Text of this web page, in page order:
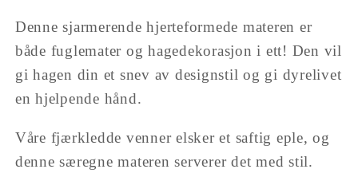
for
&quot;Reduser
antall
for
{{
produkt
fugl
-
hjerte
(Apple
feeder
Denne sjarmerende hjerteformede materen er
både fuglemater og hagedekorasjon i ett! Den vil
gi hagen din et snev av designstil og gi dyrelivet
en hjelpende hånd.
Våre fjærkledde venner elsker et saftig eple, og
denne særegne materen serverer det med stil.